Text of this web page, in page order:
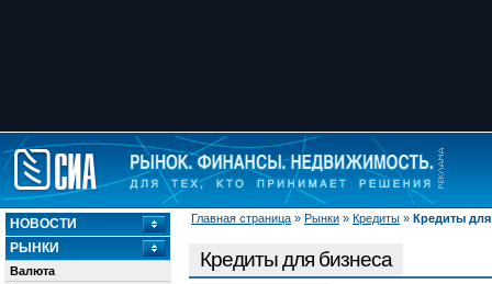
Главная страница » Рынки » Кредиты » Кредиты для
НОВОСТИ
РЫНКИ
Валюта
Кредиты для бизнеса